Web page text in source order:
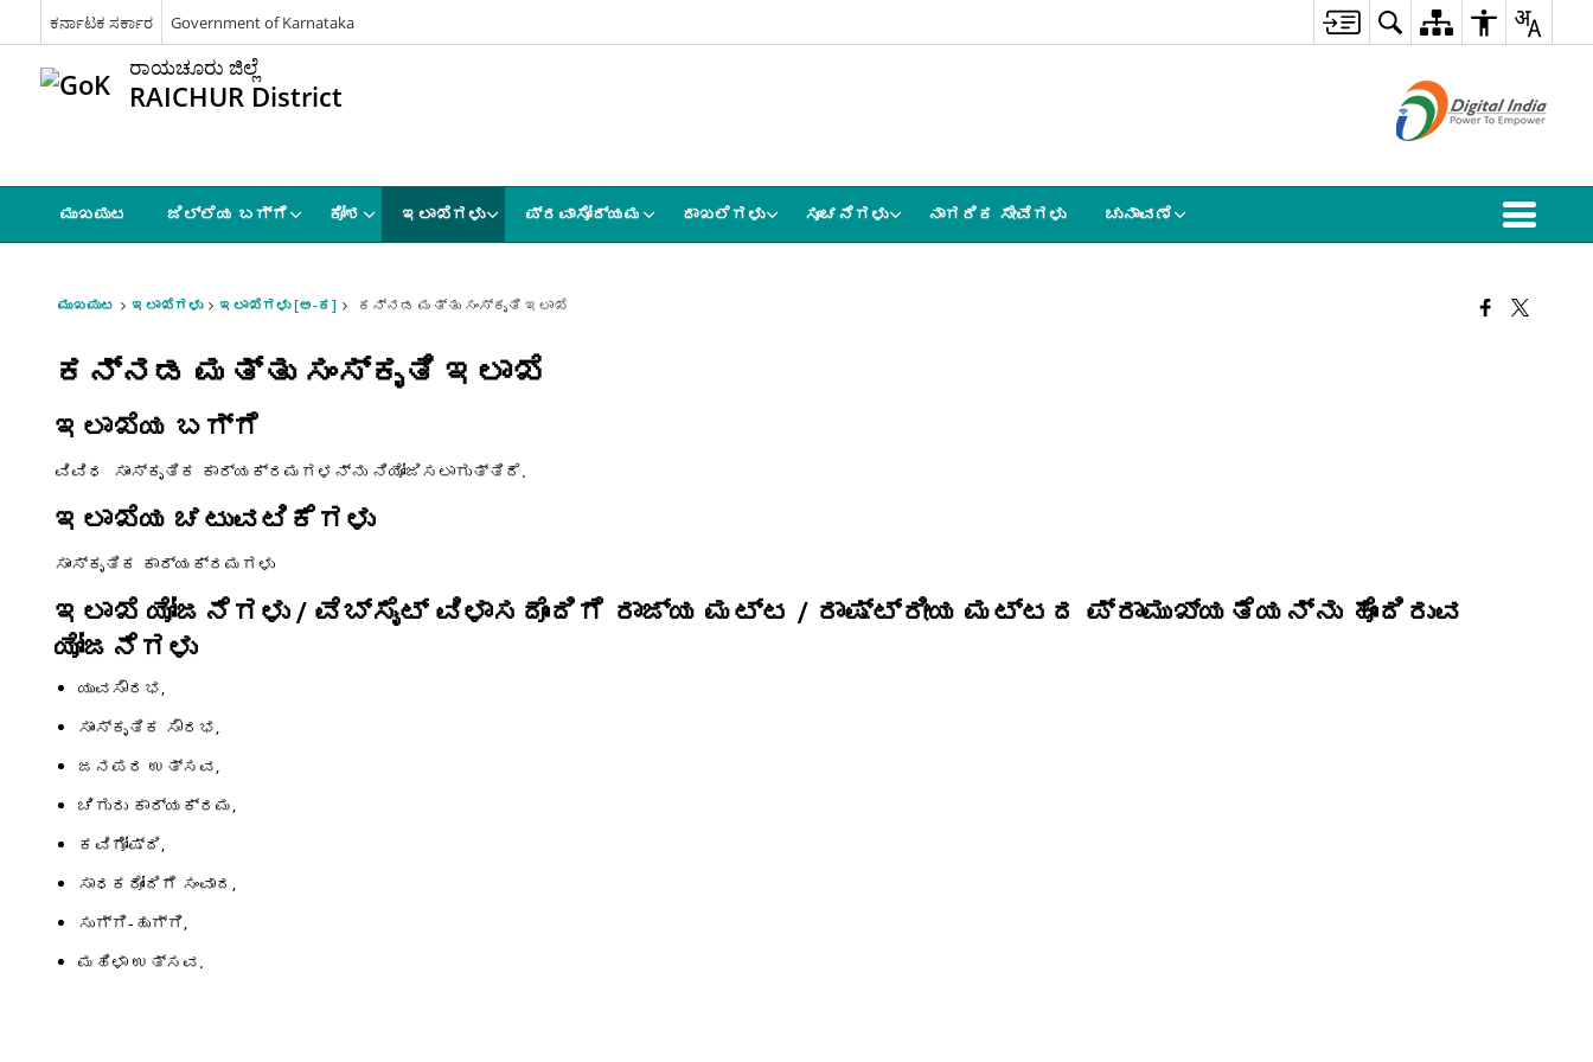
ಕರ್ನಾಟಕ ಸರ್ಕಾರ Government of Karnataka
ರಾಯಚೂರು ಜಿಲ್ಲೆ
RAICHUR District
ಮುಖಪುಟ ಜಿಲ್ಲೆಯ ಬಗ್ಗೆ ಕೋಶ ಇಲಾಖೆಗಳು ಪ್ರವಾಸೋದ್ಯಮ ದಾಖಲೆಗಳು ಸೂಚನೆಗಳು ನಾಗರಿಕ ಸೇವೆಗಳು ಚುನಾವಣೆ
ಮುಖಪುಟ ಇಲಾಖೆಗಳು ಇಲಾಖೆಗಳು [ಅ-ಕ] ಕನ್ನಡ ಮತ್ತು ಸಂಸ್ಕೃತಿ ಇಲಾಖೆ
ಕನ್ನಡ ಮತ್ತು ಸಂಸ್ಕೃತಿ ಇಲಾಖೆ
ಇಲಾಖೆಯ ಬಗ್ಗೆ
ವಿವಿಧ ಸಾಂಸ್ಕೃತಿಕ ಕಾರ್ಯಕ್ರಮಗಳನ್ನು ನಿಯೋಜಿಸಲಾಗುತ್ತಿದೆ.
ಇಲಾಖೆಯ ಚಟುವಟಿಕೆಗಳು
ಸಾಂಸ್ಕೃತಿಕ ಕಾರ್ಯಕ್ರಮಗಳು
ಇಲಾಖೆ ಯೋಜನೆಗಳು / ವೆಬ್‌ಸೈಟ್ ವಿಳಾಸದೊಂದಿಗೆ ರಾಜ್ಯ ಮಟ್ಟ / ರಾಷ್ಟ್ರೀಯ ಮಟ್ಟದ ಪ್ರಾಮುಖ್ಯತೆಯನ್ನು ಹೊಂದಿರುವ
ಯೋಜನೆಗಳು
ಯುವಸೌರಭ,
ಸಾಂಸ್ಕೃತಿಕ ಸೌರಭ,
ಜನಪರ ಉತ್ಸವ,
ಚಿಗುರು ಕಾರ್ಯಕ್ರಮ,
ಕವಿಗೋಷ್ಠಿ,
ಸಾಧಕರೋಂದಿಗೆ ಸಂವಾದ,
ಸುಗ್ಗಿ-ಹುಗ್ಗಿ,
ಮಹಿಳಾ ಉತ್ಸವ.